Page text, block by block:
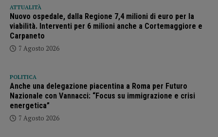
ATTUALITÀ
Nuovo ospedale, dalla Regione 7,4 milioni di euro per la
viabilità. Interventi per 6 milioni anche a Cortemaggiore e
Carpaneto
7 Agosto 2026
POLITICA
Anche una delegazione piacentina a Roma per Futuro
Nazionale con Vannacci: “Focus su immigrazione e crisi
energetica”
7 Agosto 2026